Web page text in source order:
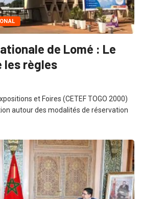
de Lomé : Le
les règles
et Foires (CETEF TOGO 2000)
autour des modalités de réservation